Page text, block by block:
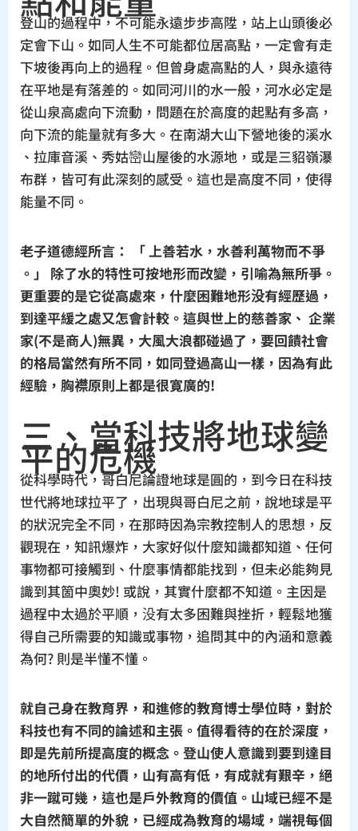
登山的過程中，不可能永遠步步高陞，站上山頭後必
定會下山。如同人生不可能都位居高點，一定會有走
下坡後再向上的過程。但曾身處高點的人，與永遠待
在平地是有落差的。如同河川的水一般，河水必定是
從山泉高處向下流動，問題在於高度的起點有多高，
向下流的能量就有多大。在南湖大山下營地後的溪水
、拉庫音溪、秀姑巒山屋後的水源地，或是三貂嶺瀑
布群，皆可有此深刻的感受。這也是高度不同，使得
能量不同。
老子道德經所言： 「 上善若水，水善利萬物而不爭
。」 除了水的特性可按地形而改變，引喻為無所爭。
更重要的是它從高處來，什麼困難地形没有經歷過，
到達平緩之處又怎會計較。這與世上的慈善家、 企業
家(不是商人)無異，大風大浪都碰過了，要回饋社會
的格局當然有所不同，如同登過高山一樣，因為有此
經驗，胸襟原則上都是很寛廣的!
三、當科技將地球變
平的危機
從科學時代，哥白尼論證地球是圓的，到今日在科技
世代將地球拉平了，出現與哥白尼之前，說地球是平
的狀況完全不同，在那時因為宗教控制人的思想，反
觀現在，知訊爆炸，大家好似什麼知識都知道、任何
事物都可接觸到、什麼事情都能找到，但未必能夠見
識到其箇中奧妙! 或說，其實什麼都不知道。主因是
過程中太過於平順，没有太多困難與挫折，輕鬆地獲
得自己所需要的知識或事物，追問其中的內涵和意義
為何? 則是半懂不懂。
就自己身在教育界，和進修的教育博士學位時，對於
科技也有不同的論述和主張。值得看待的在於深度，
即是先前所提高度的概念。登山使人意識到要到達目
的地所付出的代價，山有高有低，有成就有艱辛，絕
非一蹴可幾，這也是戶外教育的價值。山域已經不是
大自然簡單的外貌，已經成為教育的場域，端視每個